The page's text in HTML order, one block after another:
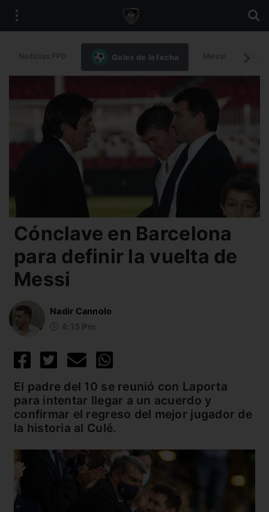
Goles de la fecha
Cónclave en Barcelona
para definir la vuelta de
Messi
Nadir Cannolo
El padre del 10 se reunió con Laporta
para intentar llegar a un acuerdo y
confirmar el regreso del mejor jugador de
la historia al Culé.